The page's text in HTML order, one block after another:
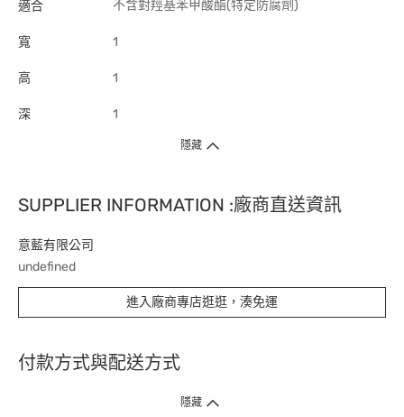
適合 不含對羥基苯甲酸酯(特定防腐劑)
寬 1
高 1
深 1
隱藏
SUPPLIER INFORMATION :廠商直送資訊
意藍有限公司
undefined
進入廠商專店逛逛，湊免運
付款方式與配送方式
隱藏